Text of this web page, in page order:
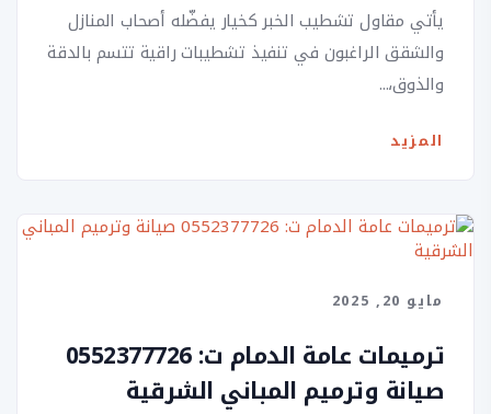
يأتي مقاول تشطيب الخبر كخيار يفضّله أصحاب المنازل
والشقق الراغبون في تنفيذ تشطيبات راقية تتسم بالدقة
والذوق،...
المزيد
مايو 20, 2025
ترميمات عامة الدمام ت: 0552377726
صيانة وترميم المباني الشرقية